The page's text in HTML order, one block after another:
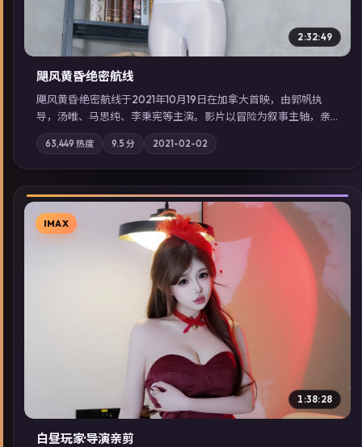
2:32:49
飓风黄昏·绝密航线
飓风黄昏·绝密航线于2021年10月19日在加拿大首映，由郭帆执
导，汤唯、马思纯、李秉宪等主演。影片以冒险为叙事主轴，亲
情与职责必须在倒计时结束前做出抉择；摄影与配乐强化地域气
质；站内亦可通过「国产免费观看高清电视剧在线看」延展检索
同类型高分佳作，畅享高清在线追剧体验。
63,449 热度 9.5 分 2021-02-02
▶
IMAX
1:38:28
白昼玩家·导演亲剪